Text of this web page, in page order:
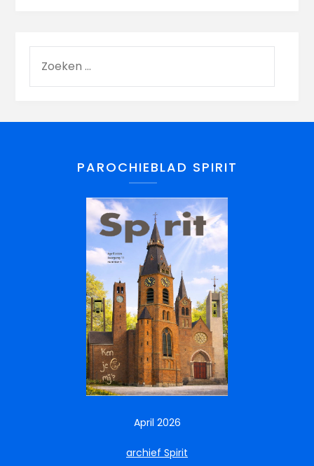
PAROCHIEBLAD SPIRIT
April 2026
archief Spirit